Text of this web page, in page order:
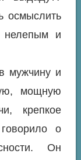
осмыслить
нелепым и
мужчину и
мощную
крепкое
о
Он